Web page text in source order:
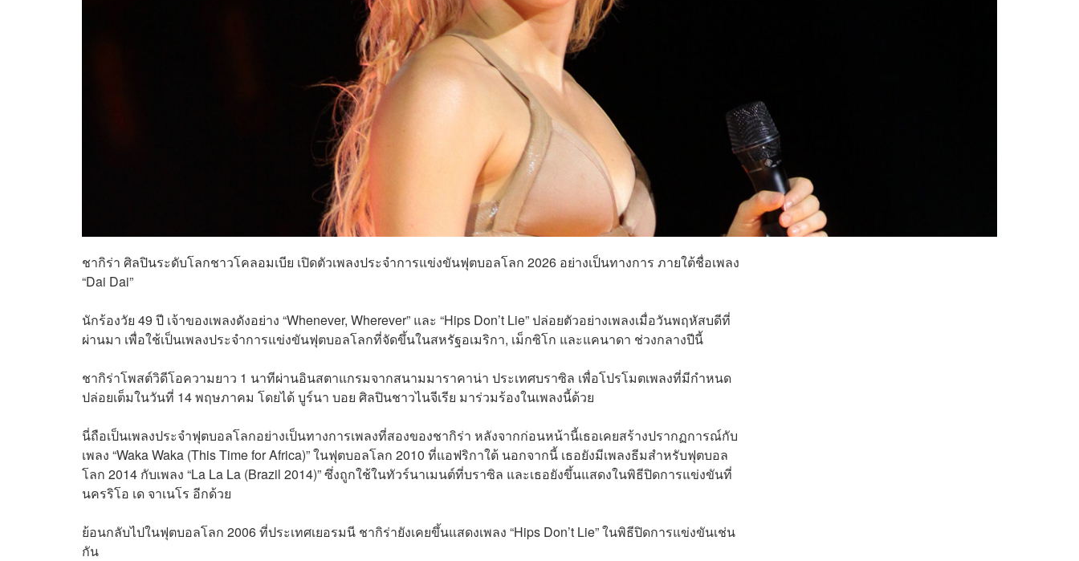
ชากิร่า ศิลปินระดับโลกชาวโคลอมเบีย เปิดตัวเพลงประจำการแข่งขันฟุตบอลโลก 2026 อย่างเป็นทางการ ภายใต้ชื่อเพลง
“Dai Dai”
นักร้องวัย 49 ปี เจ้าของเพลงดังอย่าง “Whenever, Wherever” และ “Hips Don’t Lie” ปล่อยตัวอย่างเพลงเมื่อวันพฤหัสบดีที่
ผ่านมา เพื่อใช้เป็นเพลงประจำการแข่งขันฟุตบอลโลกที่จัดขึ้นในสหรัฐอเมริกา, เม็กซิโก และแคนาดา ช่วงกลางปีนี้
ชากิร่าโพสต์วิดีโอความยาว 1 นาทีผ่านอินสตาแกรมจากสนามมาราคาน่า ประเทศบราซิล เพื่อโปรโมตเพลงที่มีกำหนด
ปล่อยเต็มในวันที่ 14 พฤษภาคม โดยได้ บูร์นา บอย ศิลปินชาวไนจีเรีย มาร่วมร้องในเพลงนี้ด้วย
นี่ถือเป็นเพลงประจำฟุตบอลโลกอย่างเป็นทางการเพลงที่สองของชากิร่า หลังจากก่อนหน้านี้เธอเคยสร้างปรากฏการณ์กับ
เพลง “Waka Waka (This Time for Africa)” ในฟุตบอลโลก 2010 ที่แอฟริกาใต้ นอกจากนี้ เธอยังมีเพลงธีมสำหรับฟุตบอล
โลก 2014 กับเพลง “La La La (Brazil 2014)” ซึ่งถูกใช้ในทัวร์นาเมนต์ที่บราซิล และเธอยังขึ้นแสดงในพิธีปิดการแข่งขันที่
นครริโอ เด จาเนโร อีกด้วย
ย้อนกลับไปในฟุตบอลโลก 2006 ที่ประเทศเยอรมนี ชากิร่ายังเคยขึ้นแสดงเพลง “Hips Don’t Lie” ในพิธีปิดการแข่งขันเช่น
กัน